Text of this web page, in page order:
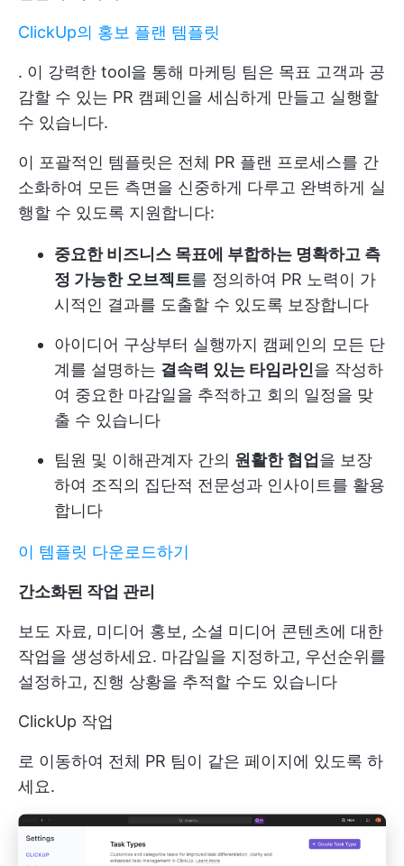
ClickUp의 홍보 플랜 템플릿
. 이 강력한 tool을 통해 마케팅 팀은 목표 고객과 공
감할 수 있는 PR 캠페인을 세심하게 만들고 실행할
수 있습니다.
이 포괄적인 템플릿은 전체 PR 플랜 프로세스를 간
소화하여 모든 측면을 신중하게 다루고 완벽하게 실
행할 수 있도록 지원합니다:
중요한 비즈니스 목표에 부합하는 명확하고 측
정 가능한 오브젝트를 정의하여 PR 노력이 가
시적인 결과를 도출할 수 있도록 보장합니다
아이디어 구상부터 실행까지 캠페인의 모든 단
계를 설명하는 결속력 있는 타임라인을 작성하
여 중요한 마감일을 추적하고 회의 일정을 맞
출 수 있습니다
팀원 및 이해관계자 간의 원활한 협업을 보장
하여 조직의 집단적 전문성과 인사이트를 활용
합니다
이 템플릿 다운로드하기
간소화된 작업 관리
보도 자료, 미디어 홍보, 소셜 미디어 콘텐츠에 대한
작업을 생성하세요. 마감일을 지정하고, 우선순위를
설정하고, 진행 상황을 추적할 수도 있습니다
ClickUp 작업
로 이동하여 전체 PR 팀이 같은 페이지에 있도록 하
세요.